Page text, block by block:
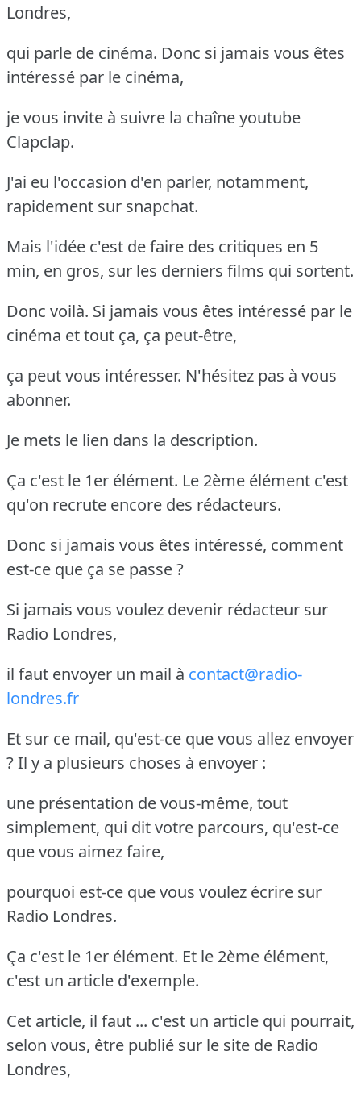
Londres,
qui parle de cinéma. Donc si jamais vous êtes
intéressé par le cinéma,
je vous invite à suivre la chaîne youtube
Clapclap.
J'ai eu l'occasion d'en parler, notamment,
rapidement sur snapchat.
Mais l'idée c'est de faire des critiques en 5
min, en gros, sur les derniers films qui sortent.
Donc voilà. Si jamais vous êtes intéressé par le
cinéma et tout ça, ça peut-être,
ça peut vous intéresser. N'hésitez pas à vous
abonner.
Je mets le lien dans la description.
Ça c'est le 1er élément. Le 2ème élément c'est
qu'on recrute encore des rédacteurs.
Donc si jamais vous êtes intéressé, comment
est-ce que ça se passe ?
Si jamais vous voulez devenir rédacteur sur
Radio Londres,
il faut envoyer un mail à contact@radio-
londres.fr
Et sur ce mail, qu'est-ce que vous allez envoyer
? Il y a plusieurs choses à envoyer :
une présentation de vous-même, tout
simplement, qui dit votre parcours, qu'est-ce
que vous aimez faire,
pourquoi est-ce que vous voulez écrire sur
Radio Londres.
Ça c'est le 1er élément. Et le 2ème élément,
c'est un article d'exemple.
Cet article, il faut ... c'est un article qui pourrait,
selon vous, être publié sur le site de Radio
Londres,